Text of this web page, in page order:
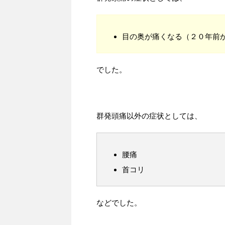
目の奥が痛くなる（２０年前
でした。
群発頭痛以外の症状としては、
腰痛
首コリ
などでした。